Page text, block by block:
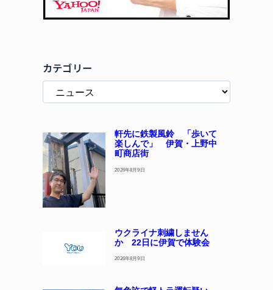
カテゴリー
軒先に鉄製風鈴 「歩いて
楽しんで」 伊賀・上野中
町商店街
2026年8月9日
ウクライナ刺繍しません
か 22日に伊賀で体験会
2026年8月9日